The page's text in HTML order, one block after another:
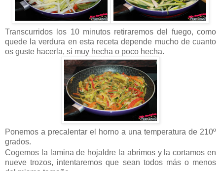
Transcurridos los 10 minutos retiraremos del fuego, como
quede la verdura en esta receta depende mucho de cuanto
os guste hacerla, si muy hecha o poco hecha.
Ponemos a precalentar el horno a una temperatura de 210º
grados.
Cogemos la lamina de hojaldre la abrimos y la cortamos en
nueve trozos, intentaremos que sean todos más o menos